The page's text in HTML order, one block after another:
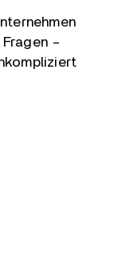
–